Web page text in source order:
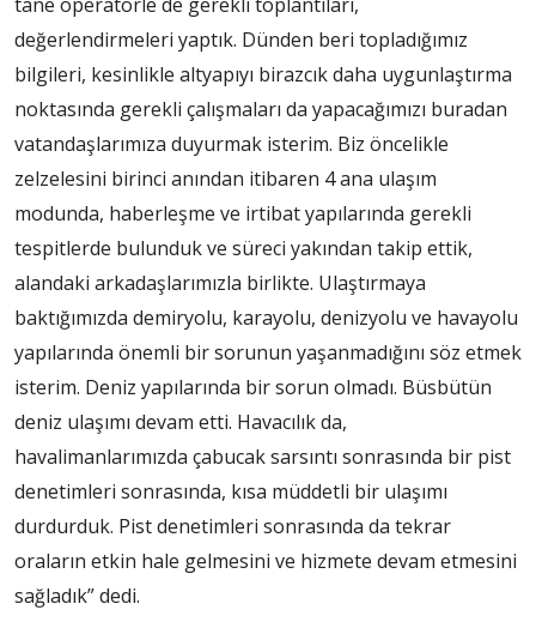
değerlendirmeleri yaptık. Dünden beri topladığımız
bilgileri, kesinlikle altyapıyı birazcık daha uygunlaştırma
noktasında gerekli çalışmaları da yapacağımızı buradan
vatandaşlarımıza duyurmak isterim. Biz öncelikle
zelzelesini birinci anından itibaren 4 ana ulaşım
modunda, haberleşme ve irtibat yapılarında gerekli
tespitlerde bulunduk ve süreci yakından takip ettik,
alandaki arkadaşlarımızla birlikte. Ulaştırmaya
baktığımızda demiryolu, karayolu, denizyolu ve havayolu
yapılarında önemli bir sorunun yaşanmadığını söz etmek
isterim. Deniz yapılarında bir sorun olmadı. Büsbütün
deniz ulaşımı devam etti. Havacılık da,
havalimanlarımızda çabucak sarsıntı sonrasında bir pist
denetimleri sonrasında, kısa müddetli bir ulaşımı
durdurduk. Pist denetimleri sonrasında da tekrar
oraların etkin hale gelmesini ve hizmete devam etmesini
sağladık” dedi.